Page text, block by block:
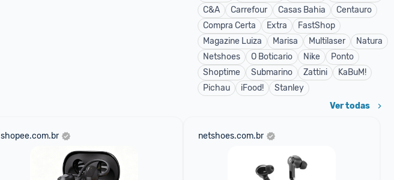
C&A
Carrefour Casas Bahia
Centauro
Compra Certa
Extra
FastShop
Magazine Luiza
Marisa Multilaser
Natura
Netshoes
O Boticario Nike
Ponto
Shoptime
Submarino Zattini
KaBuM!
Pichau
iFood! Stanley
Ver todas
shopee.com.br netshoes.com.br